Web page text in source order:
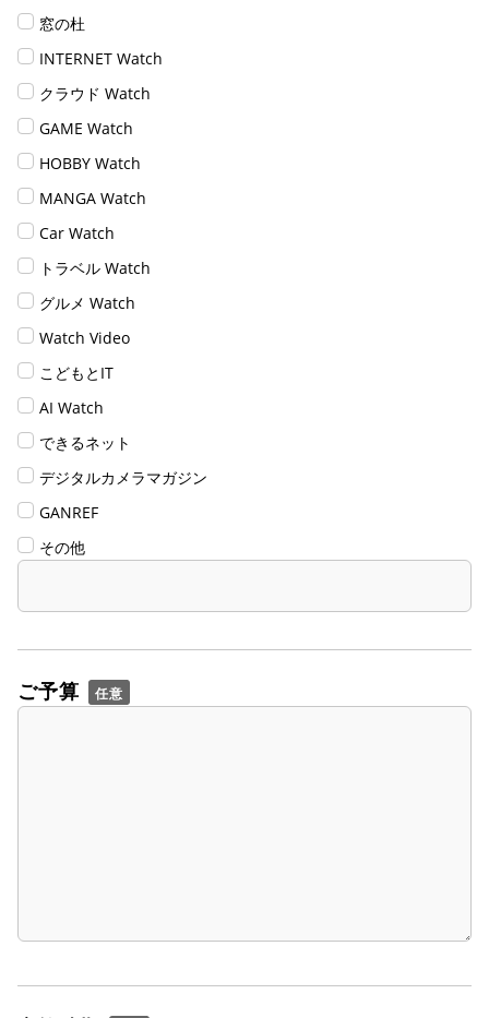
窓の杜
INTERNET Watch
クラウド Watch
GAME Watch
HOBBY Watch
MANGA Watch
Car Watch
トラベル Watch
グルメ Watch
Watch Video
こどもとIT
AI Watch
できるネット
デジタルカメラマガジン
GANREF
その他
ご予算